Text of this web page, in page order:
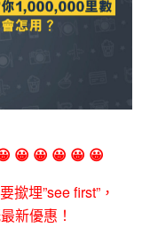
😀 😀 😀 😀 😀
撳埋”see first”，
新優惠！